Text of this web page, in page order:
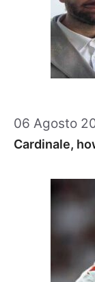
06 Agosto
Cardinale,